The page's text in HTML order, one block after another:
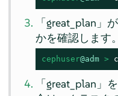
「great_plan」
かを確認します。
cephuser@adm >
「great_plan」